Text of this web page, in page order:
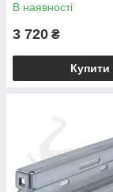
В наявності
3 720 ₴
Купити